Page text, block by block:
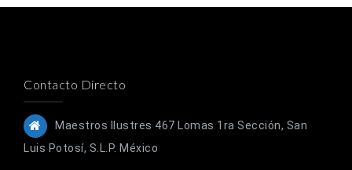
Contacto Directo
Maestros Ilustres 467 Lomas 1ra Sección, San
Luis Potosí, S.L.P. México